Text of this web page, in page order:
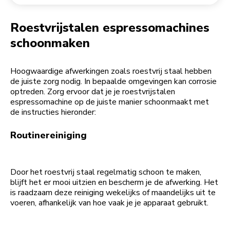
Roestvrijstalen espressomachines
schoonmaken
Hoogwaardige afwerkingen zoals roestvrij staal hebben
de juiste zorg nodig. In bepaalde omgevingen kan corrosie
optreden. Zorg ervoor dat je je roestvrijstalen
espressomachine op de juiste manier schoonmaakt met
de instructies hieronder:
Routinereiniging
Door het roestvrij staal regelmatig schoon te maken,
blijft het er mooi uitzien en bescherm je de afwerking. Het
is raadzaam deze reiniging wekelijks of maandelijks uit te
voeren, afhankelijk van hoe vaak je je apparaat gebruikt.